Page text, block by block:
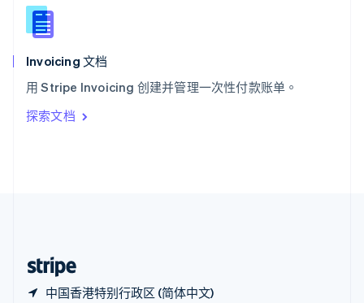
Invoicing 文档
用 Stripe Invoicing 创建并管理一次性付款账单。
探索文档
中国香港特别行政区 (简体中文)
新西兰
English
匈牙利
English
ItalianoEnglish
印度
English